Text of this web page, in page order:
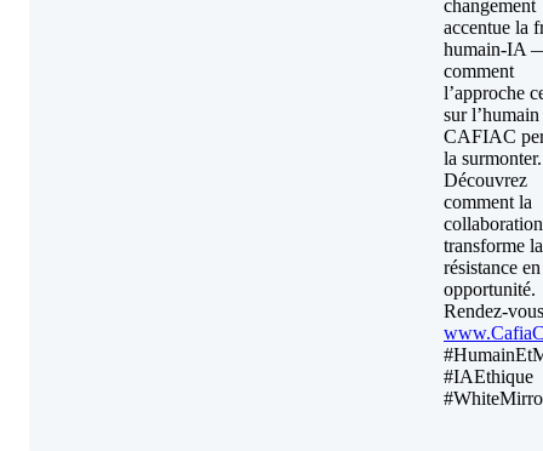
changement
accentue la
humain-IA
comment
l’approche
sur l’humain
CAFIAC
la surmonter.
Découvrez
comment la
collaboration
transforme la
résistance en
opportunité.
Rendez-
#IAEthique